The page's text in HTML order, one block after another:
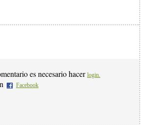
es necesario hacer login.
Facebook